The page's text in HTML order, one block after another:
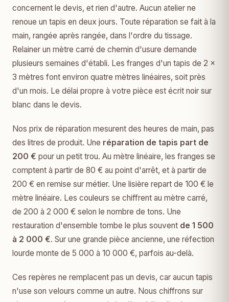
concernent le devis, et rien d'autre. Aucun atelier ne
renoue un tapis en deux jours. Toute réparation se fait à la
main, rangée après rangée, dans l'ordre du tissage.
Relainer un mètre carré de chemin d'usure demande
plusieurs semaines d'établi. Les franges d'un tapis de 2 ×
3 mètres font environ quatre mètres linéaires, soit près
d'un mois. Le délai propre à votre pièce est écrit noir sur
blanc dans le devis.
Nos prix de réparation mesurent des heures de main, pas
des litres de produit. Une réparation de tapis part de
200 € pour un petit trou. Au mètre linéaire, les franges se
comptent à partir de 80 € au point d'arrêt, et à partir de
200 € en remise sur métier. Une lisière repart de 100 € le
mètre linéaire. Les couleurs se chiffrent au mètre carré,
de 200 à 2 000 € selon le nombre de tons. Une
restauration d'ensemble tombe le plus souvent de 1 500
à 2 000 €. Sur une grande pièce ancienne, une réfection
lourde monte de 5 000 à 10 000 €, parfois au-delà.
Ces repères ne remplacent pas un devis, car aucun tapis
n'use son velours comme un autre. Nous chiffrons sur